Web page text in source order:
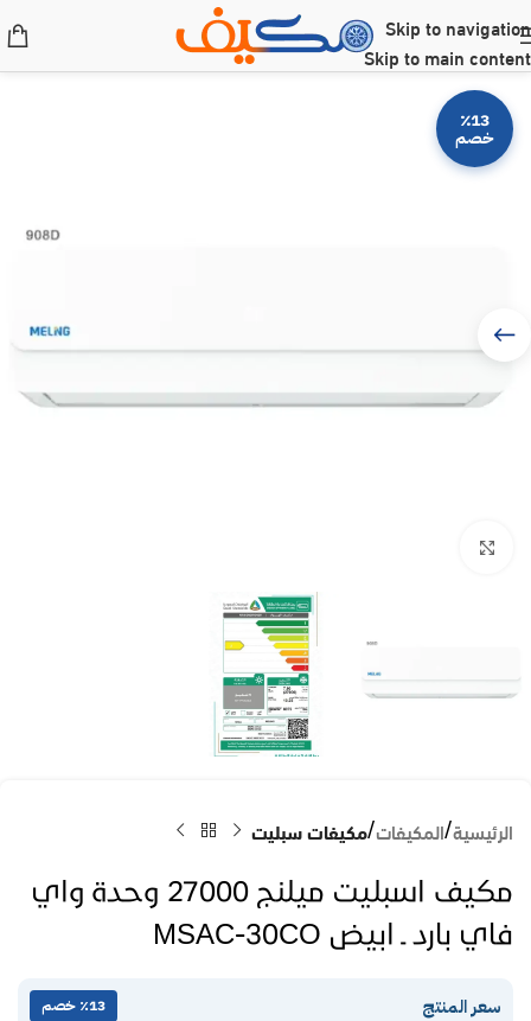
Skip to navigation
Skip to main content
٪13
خصم
الرئيسية المكيفات مكيفات سبليت
مكيف اسبليت ميلنج 27000 وحدة واي
فاي بارد ـ ابيض MSAC-30CO
سعر المنتج ٪13 خصم